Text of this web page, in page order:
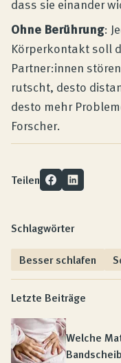
dass sie einander
Ohne Berührung:
Körperkontakt soll
Partner:innen
rutscht, desto
desto mehr
Forscher.
Teilen
Schlagwörter
Besser schlafen
Letzte Beiträge
Welche